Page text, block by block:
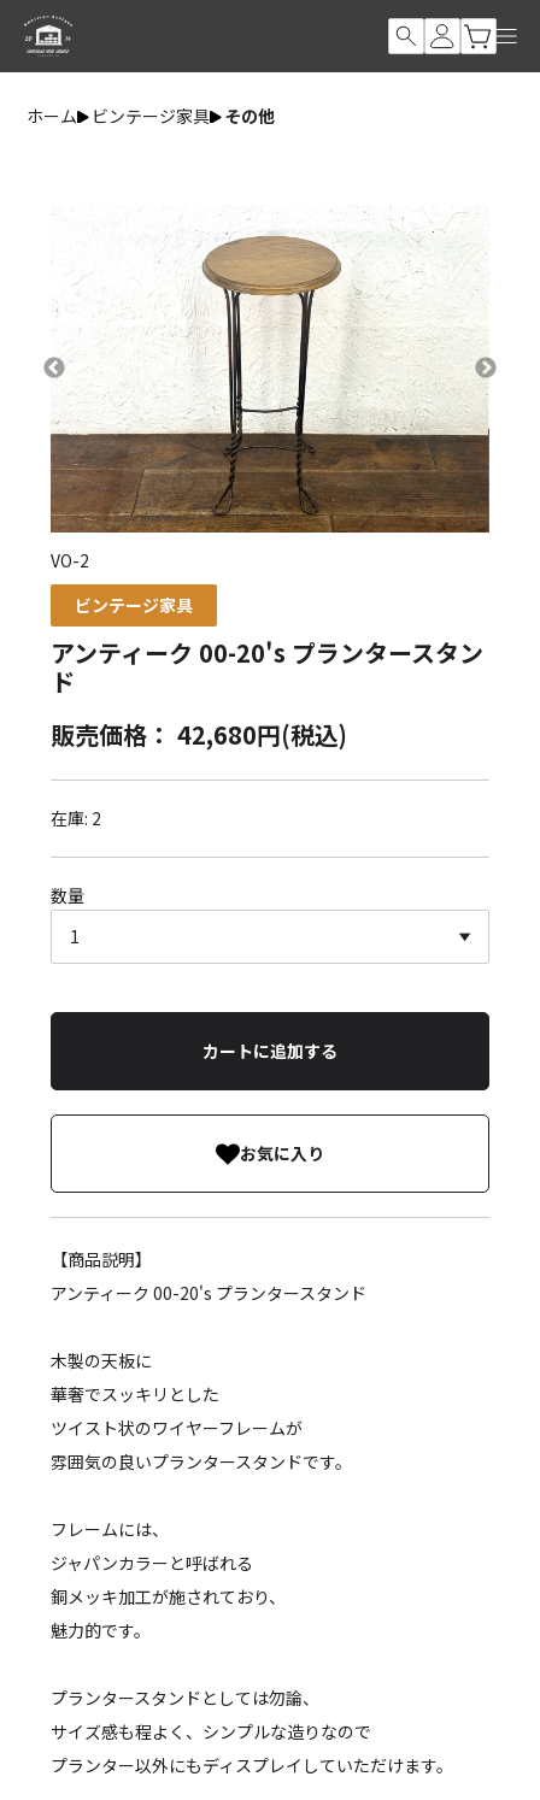
ホーム ビンテージ家具 その他
VO-2
ビンテージ家具
アンティーク 00-20's プランタースタン
ド
販売価格： 42,680円(税込)
在庫: 2
数量
カートに追加する
お気に入り
【商品説明】
アンティーク 00-20's プランタースタンド
木製の天板に
華奢でスッキリとした
ツイスト状のワイヤーフレームが
雰囲気の良いプランタースタンドです。
フレームには、
ジャパンカラーと呼ばれる
銅メッキ加工が施されており、
魅力的です。
プランタースタンドとしては勿論、
サイズ感も程よく、シンプルな造りなので
プランター以外にもディスプレイしていただけます。